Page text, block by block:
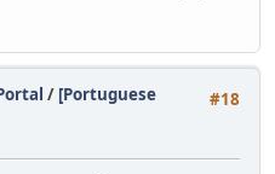
#18
/ [Portuguese